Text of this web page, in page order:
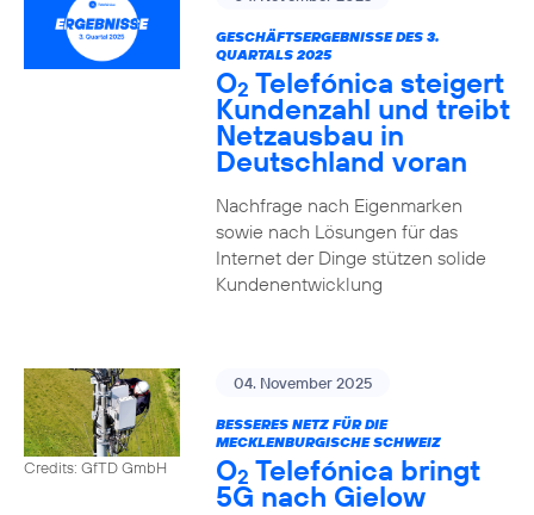
GESCHÄFTSERGEBNISSE DES 3.
QUARTALS 2025
O2 Telefónica steigert
Kundenzahl und treibt
Netzausbau in
Deutschland voran
Nachfrage nach Eigenmarken
sowie nach Lösungen für das
Internet der Dinge stützen solide
Kundenentwicklung
Credits: GfTD GmbH
04. November 2025
BESSERES NETZ FÜR DIE
MECKLENBURGISCHE SCHWEIZ
O2 Telefónica bringt
5G nach Gielow